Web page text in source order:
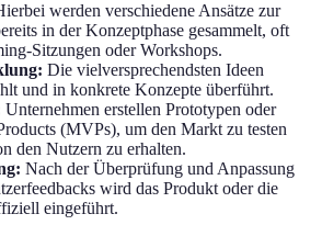
werden verschiedene Ansätze zur
in der Konzeptphase gesammelt, oft
Sitzungen oder Workshops.
Die vielversprechendsten Ideen
und in konkrete Konzepte überführt.
Unternehmen erstellen Prototypen oder
(MVPs), um den Markt zu testen
den Nutzern zu erhalten.
Nach der Überprüfung und Anpassung
wird das Produkt oder die
eingeführt.